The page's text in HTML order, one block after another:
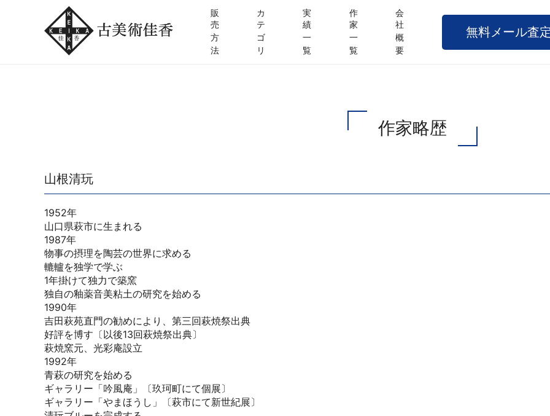
販
売
方
法
カ
テ
ゴ
リ
実
績
一
覧
作
家
一
覧
会
社
概
要
無料メール査定
作家略歴
山根清玩
1952年
山口県萩市に生まれる
1987年
物事の摂理を陶芸の世界に求める
轆轤を独学で学ぶ
1年掛けて独力で築窯
独自の釉薬音美粘土の研究を始める
1990年
吉田萩苑直門の勧めにより、第三回萩焼祭出典
好評を博す〔以後13回萩焼祭出典〕
萩焼窯元、光彩庵設立
1992年
青萩の研究を始める
ギャラリー「吟風庵」〔玖珂町にて個展〕
ギャラリー「やまほうし」〔萩市にて新世紀展〕